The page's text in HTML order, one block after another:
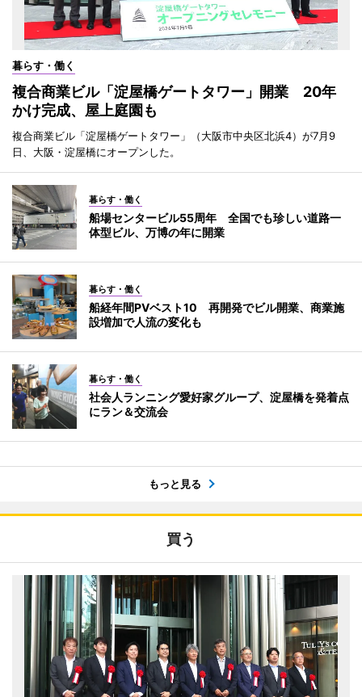
暮らす・働く
複合商業ビル「淀屋橋ゲートタワー」開業 20年
かけ完成、屋上庭園も
複合商業ビル「淀屋橋ゲートタワー」（大阪市中央区北浜4）が7月9
日、大阪・淀屋橋にオープンした。
暮らす・働く
船場センタービル55周年 全国でも珍しい道路一
体型ビル、万博の年に開業
暮らす・働く
船経年間PVベスト10 再開発でビル開業、商業施
設増加で人流の変化も
暮らす・働く
社会人ランニング愛好家グループ、淀屋橋を発着点
にラン＆交流会
もっと見る
買う